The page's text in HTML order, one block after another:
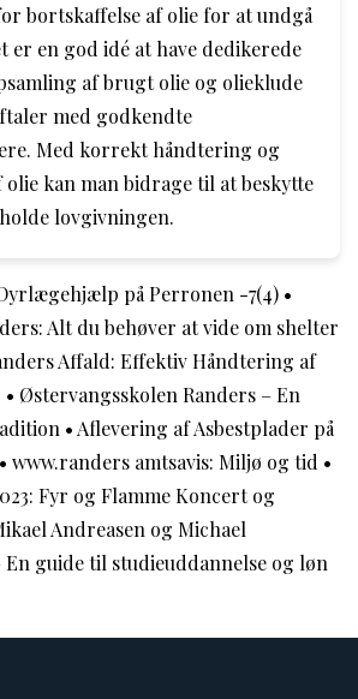
bortskaffelse af olie for at undgå
er en god idé at have dedikerede
af brugt olie og olieklude
med godkendte
Med korrekt håndtering og
kan man bidrage til at beskytte
lovgivningen.
på Perronen -7(4) •
Alt du behøver at vide om shelter
Affald: Effektiv Håndtering af
• Østervangsskolen Randers – En
• Aflevering af Asbestplader på
• www.randers amtsavis: Miljø og tid •
Fyr og Flamme Koncert og
Andreasen og Michael
En guide til studieuddannelse og løn